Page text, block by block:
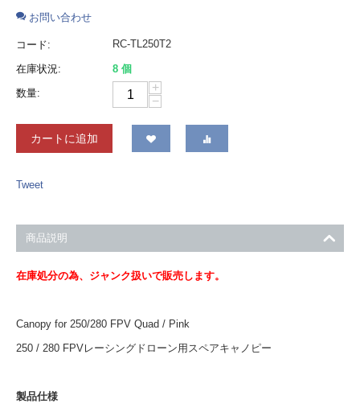
お問い合わせ
コード: RC-TL250T2
在庫状況:
8 個
数量:
+
−
カートに追加
Tweet
商品説明
在庫処分の為、ジャンク扱いで販売します。
Canopy for 250/280 FPV Quad / Pink
250 / 280 FPVレーシングドローン用スペアキャノピー
製品仕様